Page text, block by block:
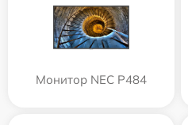
Монитор NEC P484